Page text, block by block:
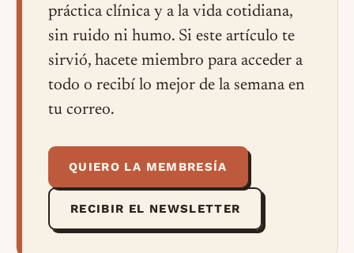
práctica clínica y a la vida cotidiana,
sin ruido ni humo. Si este artículo te
sirvió, hacete miembro para acceder a
todo o recibí lo mejor de la semana en
tu correo.
QUIERO LA MEMBRESÍA
RECIBIR EL NEWSLETTER